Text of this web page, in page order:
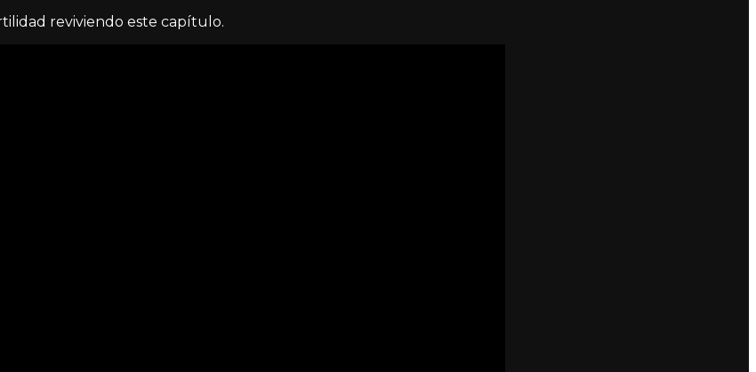
reviviendo este capítulo.